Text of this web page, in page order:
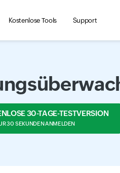
Kostenlose Tools Support
30-TAGE-TESTVERSION
30 SEKUNDEN ANMELDEN